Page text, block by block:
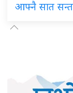
आफ्नै सात